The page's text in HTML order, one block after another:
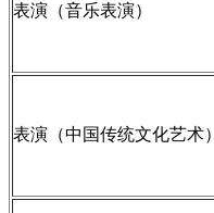
表演（音乐表演）
表演（中国传统文化艺术）